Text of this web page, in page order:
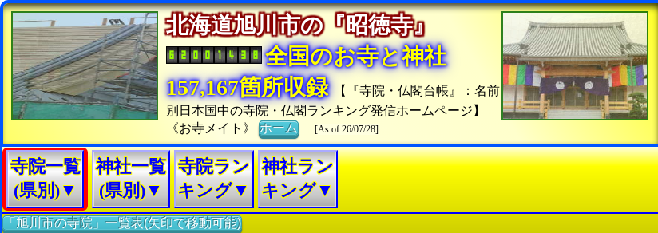
北海道旭川市の『昭徳寺』
全国のお寺と神社
157,167箇所収録
【『寺院・仏閣台帳』：名前
別日本国中の寺院・仏閣ランキング発信ホームページ】
《お寺メイト》ホーム [As of 26/07/28]
寺院一覧
(県別)▼
神社一覧
(県別)▼
寺院ラン
キング▼
神社ラン
キング▼
「旭川市の寺院」一覧表(矢印で移動可能)